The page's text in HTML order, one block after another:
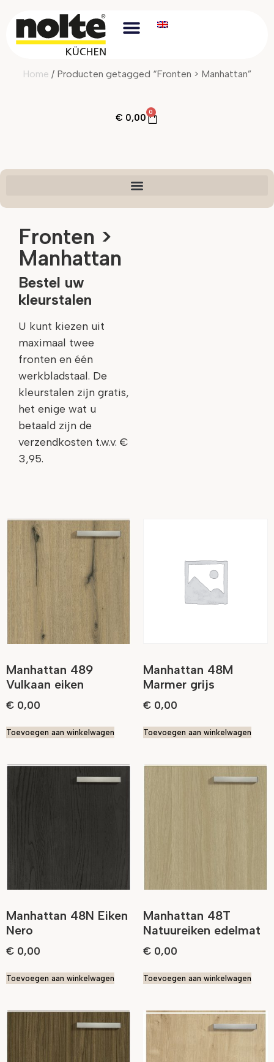
Home / Producten getagged “Fronten > Manhattan”
€ 0,00
0
Fronten >
Manhattan
Bestel uw
kleurstalen
U kunt kiezen uit
maximaal twee
fronten en één
werkbladstaal. De
kleurstalen zijn gratis,
het enige wat u
betaald zijn de
verzendkosten t.w.v. €
3,95.
Manhattan 489
Vulkaan eiken
€ 0,00
Toevoegen aan winkelwagen
Manhattan 48M
Marmer grijs
€ 0,00
Toevoegen aan winkelwagen
Manhattan 48N Eiken
Nero
€ 0,00
Toevoegen aan winkelwagen
Manhattan 48T
Natuureiken edelmat
€ 0,00
Toevoegen aan winkelwagen